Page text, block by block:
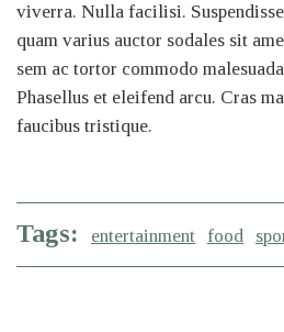
viverra. Nulla facilisi.
quam varius auctor sodales sit
sem ac tortor commodo
Phasellus et eleifend arcu. Cras
faucibus tristique.
Tags: entertainment food